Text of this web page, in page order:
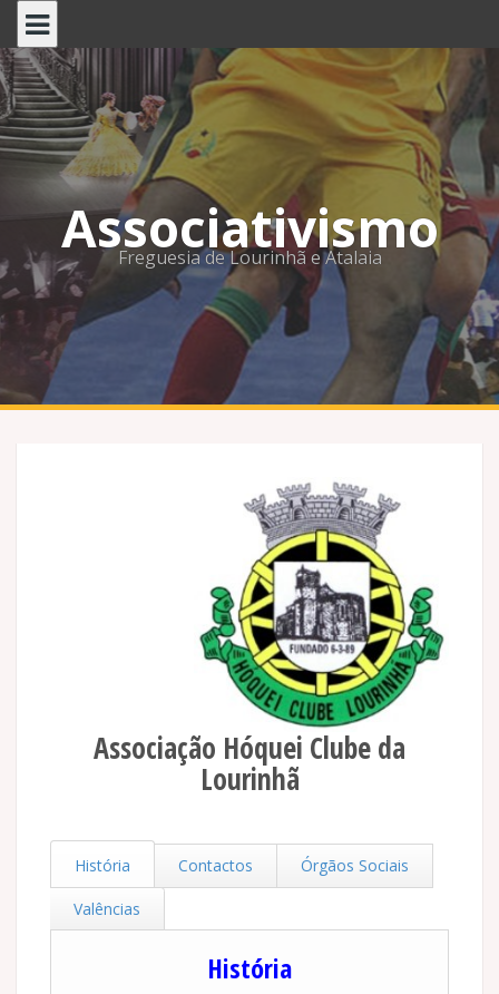
Skip
content
Associativismo
Freguesia de Lourinhã e Atalaia
Associação Hóquei Clube da
Lourinhã
História Contactos Órgãos Sociais
Valências
História